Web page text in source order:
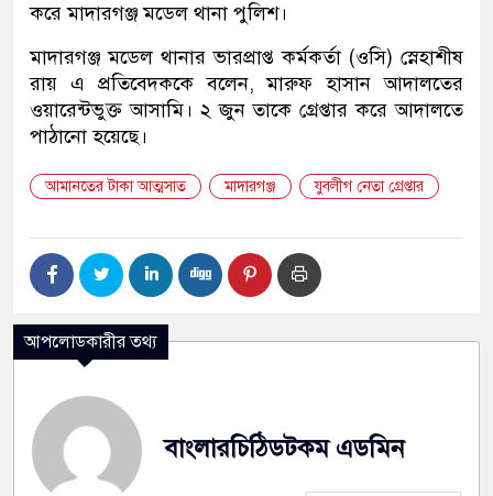
করে মাদারগঞ্জ মডেল থানা পুলিশ।
মাদারগঞ্জ মডেল থানার ভারপ্রাপ্ত কর্মকর্তা (ওসি) স্নেহাশীষ
রায় এ প্রতিবেদককে বলেন, মারুফ হাসান আদালতের
ওয়ারেন্টভুক্ত আসামি। ২ জুন তাকে গ্রেপ্তার করে আদালতে
পাঠানো হয়েছে।
আমানতের টাকা আত্মসাত মাদারগঞ্জ যুবলীগ নেতা গ্রেপ্তার
আপলোডকারীর তথ্য
বাংলারচিঠিডটকম এডমিন